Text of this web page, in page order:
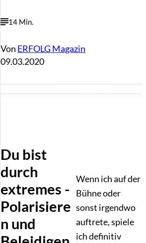
14 Min.
Von ERFOLG Magazin
09.03.2020
Du bist
durch
extremes ­
Polarisiere
n und
Wenn ich auf der
Bühne oder
sonst irgendwo
auftrete, spiele
ich definitiv